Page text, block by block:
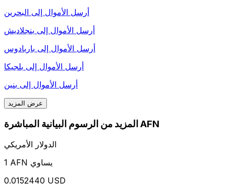
أرسل الأموال إلى البحرين
أرسل الأموال إلى بنجلاديش
أرسل الأموال إلى باربادوس
أرسل الأموال إلى بلجيكا
أرسل الأموال إلى بنين
عرض المزيد
المزيد من الرسوم البيانية المباشرة AFN
الدولار الأمريكي
1 AFN يساوي
0.0152440 USD